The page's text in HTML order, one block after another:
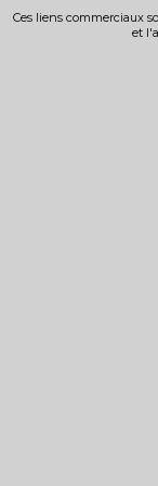
Ces liens commerciaux
et